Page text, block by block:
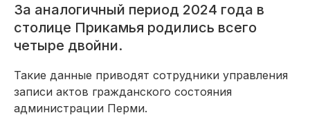
За аналогичный период 2024 года в
столице Прикамья родились всего
четыре двойни.
Такие данные приводят сотрудники управления
записи актов гражданского состояния
администрации Перми.